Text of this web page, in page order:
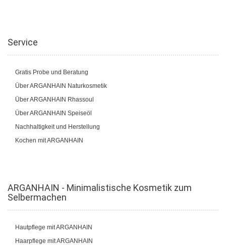
Service
Gratis Probe und Beratung
Über ARGANHAIN Naturkosmetik
Über ARGANHAIN Rhassoul
Über ARGANHAIN Speiseöl
Nachhaltigkeit und Herstellung
Kochen mit ARGANHAIN
ARGANHAIN - Minimalistische Kosmetik zum
Selbermachen
Hautpflege mit ARGANHAIN
Haarpflege mit ARGANHAIN